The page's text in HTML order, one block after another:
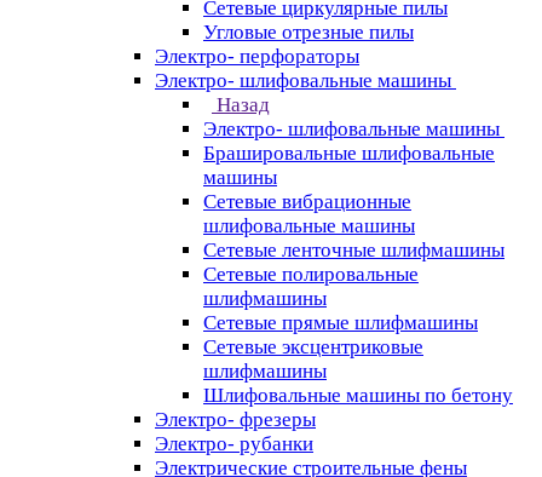
Сетевые циркулярные пилы
Угловые отрезные пилы
Электро- перфораторы
Электро- шлифовальные машины
Назад
Электро- шлифовальные машины
Брашировальные шлифовальные
машины
Сетевые вибрационные
шлифовальные машины
Сетевые ленточные шлифмашины
Сетевые полировальные
шлифмашины
Сетевые прямые шлифмашины
Сетевые эксцентриковые
шлифмашины
Шлифовальные машины по бетону
Электро- фрезеры
Электро- рубанки
Электрические строительные фены